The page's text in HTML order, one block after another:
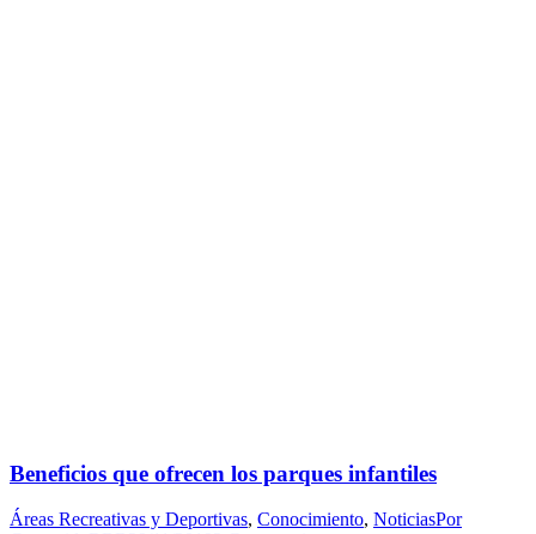
Beneficios que ofrecen los parques infantiles
Áreas Recreativas y Deportivas, Conocimiento, NoticiasPor